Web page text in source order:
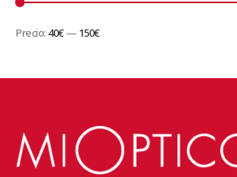
Precio: 40€ — 150€